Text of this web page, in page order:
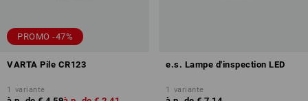
PROMO -47%
VARTA Pile CR123
1 variante
e.s. Lampe d'inspection LED
1 variante